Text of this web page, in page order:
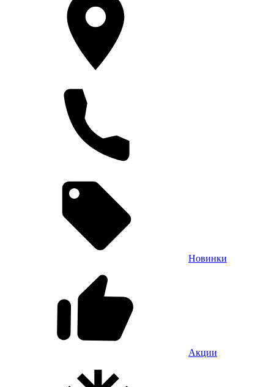
Новинки
Акции